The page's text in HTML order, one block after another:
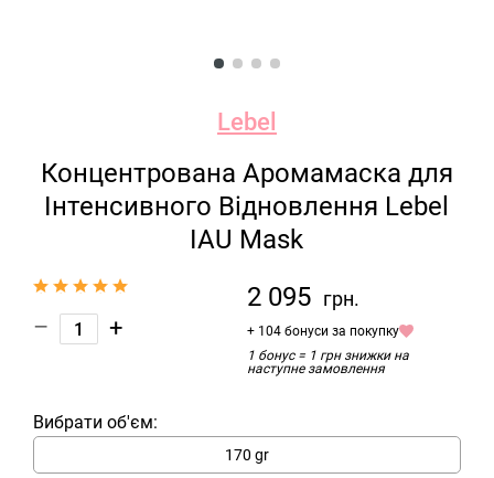
Lebel
Концентрована Аромамаска для
Інтенсивного Відновлення Lebel
IAU Mask
– +
2 095 грн.
+ 104 бонуси за покупку
1 бонус = 1 грн знижки на
наступне замовлення
Вибрати об'єм:
170 gr